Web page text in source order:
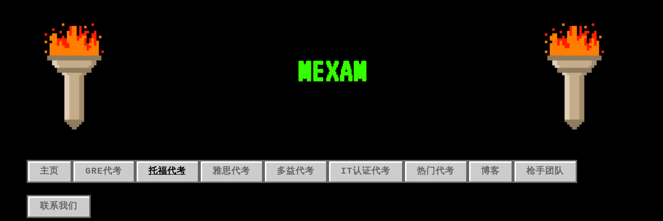
MEXAM
主页 GRE代考 托福代考 雅思代考 多益代考 IT认证代考 热门代考 博客 枪手团队
联系我们